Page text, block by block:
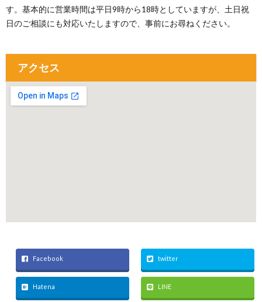
す。基本的に営業時間は平日9時から18時としていますが、土日祝
日のご相談にも対応いたしますので、事前にお尋ねください。
アクセス
Facebook twitter
Hatena LINE